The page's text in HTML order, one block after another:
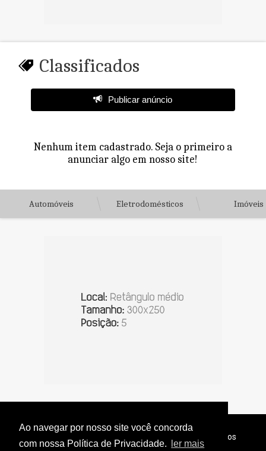
Ao navegar por nosso site você concorda
com nossa Política de Privacidade.
ler mais
Classificados
Publicar anúncio
Nenhum item cadastrado. Seja o primeiro a
anunciar algo em nosso site!
Automóveis Eletrodomésticos Imóveis
© Copyright 2026 - Jornal do Interior - Todos os direitos
reservados